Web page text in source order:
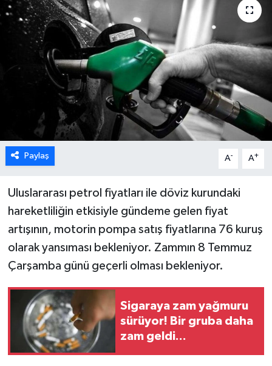
Paylaş A- A+
Uluslararası petrol fiyatları ile döviz kurundaki
hareketliliğin etkisiyle gündeme gelen fiyat
artışının, motorin pompa satış fiyatlarına 76 kuruş
olarak yansıması bekleniyor. Zammın 8 Temmuz
Çarşamba günü geçerli olması bekleniyor.
Sigaraya zam yağmuru
sürüyor! Bir gruba daha
zam geldi...
Karabük
Spor
Ulusal